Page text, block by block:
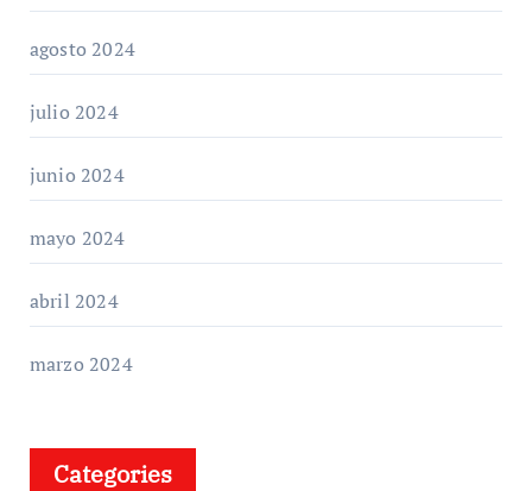
agosto 2024
julio 2024
junio 2024
mayo 2024
abril 2024
marzo 2024
Categories